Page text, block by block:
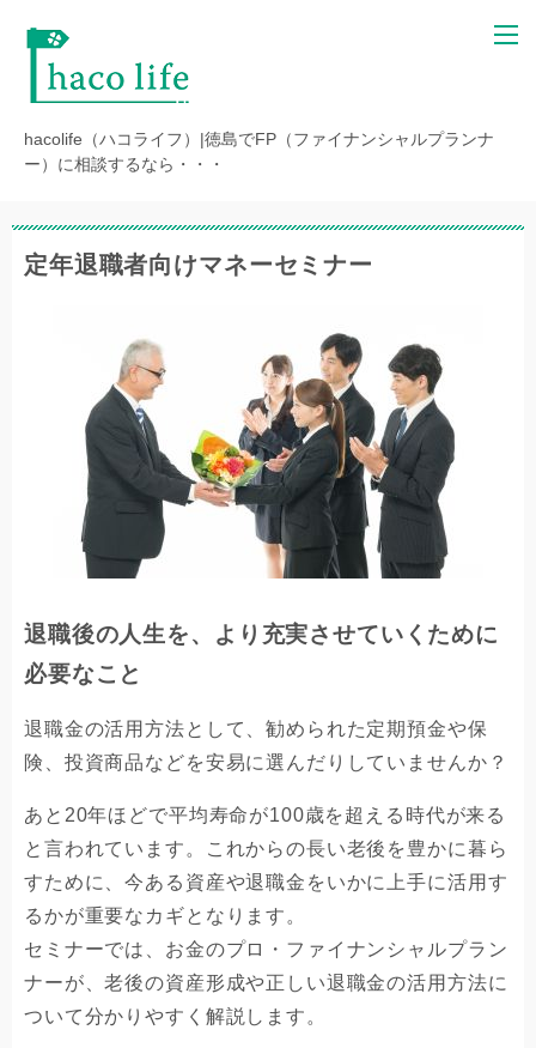
hacolife（ハコライフ）|徳島でFP（ファイナンシャルプランナ
ー）に相談するなら・・・
定年退職者向けマネーセミナー
退職後の人生を、より充実させていくために
必要なこと
退職金の活用方法として、勧められた定期預金や保
険、投資商品などを安易に選んだりしていませんか？
あと20年ほどで平均寿命が100歳を超える時代が来る
と言われています。これからの長い老後を豊かに暮ら
すために、今ある資産や退職金をいかに上手に活用す
るかが重要なカギとなります。
セミナーでは、お金のプロ・ファイナンシャルプラン
ナーが、老後の資産形成や正しい退職金の活用方法に
ついて分かりやすく解説します。